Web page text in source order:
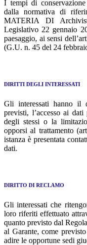
I tempi di
dalla normativa di
MATERIA DI
Legislativo 22 gennaio
paesaggio, ai sensi
(G.U. n. 45 del 24
DIRITTI DEGLI INTERESSATI
Gli interessati hanno il
previsti, l’accesso ai
degli stessi o la
opporsi al trattamento
istanza è presentata
dati.
DIRITTO DI RECLAMO
Gli interessati che
loro riferiti effettuato
quanto previsto dal
al Garante, come
adire le opportune sedi